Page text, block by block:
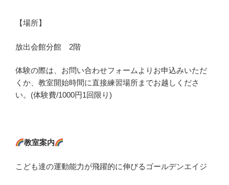
【場所】
放出会館分館 2階
体験の際は、お問い合わせフォームよりお申込みいただ
くか、教室開始時間に直接練習場所までお越しくださ
い。(体験費/1000円1回限り)
教室案内
こども達の運動能力が飛躍的に伸びるゴールデンエイジ